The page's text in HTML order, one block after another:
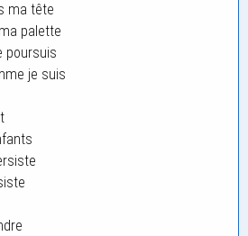
ma tête
palette
poursuis
je suis